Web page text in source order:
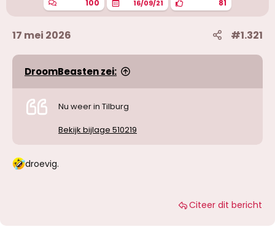
100 16/09/21 81
17 mei 2026 #1.321
DroomBeasten zei:
Nu weer in Tilburg
Bekijk bijlage 510219
droevig.
Citeer dit bericht